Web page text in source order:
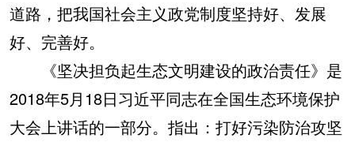
道路，把我国社会主义政党制度坚持好、发展
好、完善好。
《坚决担负起生态文明建设的政治责任》是
2018年5月18日习近平同志在全国生态环境保护
大会上讲话的一部分。指出：打好污染防治攻坚